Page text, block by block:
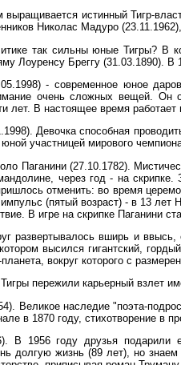
выращивается истинный Тигр-
Николас Мадуро
так сильны юные Тигры? В
Лоуренсу Бреггу (31.03.1890).
- современное юное
очень сложных вещей. Он
лет. В настоящее время
Девочка способная
участницей мирового
Паганини (27.10.1782).
через год - на скрипке.
отменить: во время
(пятый возраст) - в 13
В игре на скрипке Паганини
развертывалось вширь и
высился гигантский,
вокруг которого с
пережили карьерный взлет
Великое наследие "поэта-
в 1870 году, стихотворение в
В 1956 году друзья подарили
долгую жизнь (89 лет), но